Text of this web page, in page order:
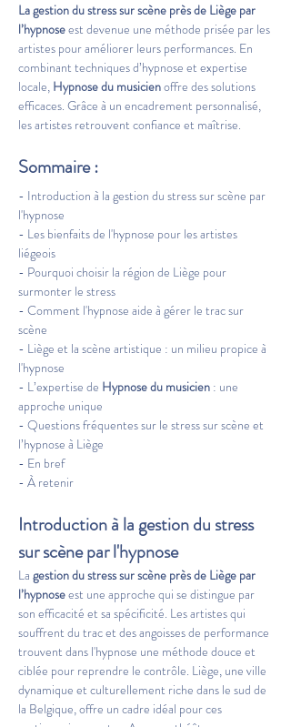
La gestion du stress sur scène près de Liège par
l’hypnose est devenue une méthode prisée par les
artistes pour améliorer leurs performances. En
combinant techniques d’hypnose et expertise
locale, Hypnose du musicien offre des solutions
efficaces. Grâce à un encadrement personnalisé,
les artistes retrouvent confiance et maîtrise.
Sommaire :
- Introduction à la gestion du stress sur scène par
l'hypnose
- Les bienfaits de l'hypnose pour les artistes
liégeois
- Pourquoi choisir la région de Liège pour
surmonter le stress
- Comment l'hypnose aide à gérer le trac sur
scène
- Liège et la scène artistique : un milieu propice à
l'hypnose
- L’expertise de Hypnose du musicien : une
approche unique
- Questions fréquentes sur le stress sur scène et
l’hypnose à Liège
- En bref
- À retenir
Introduction à la gestion du stress
sur scène par l'hypnose
La gestion du stress sur scène près de Liège par
l’hypnose est une approche qui se distingue par
son efficacité et sa spécificité. Les artistes qui
souffrent du trac et des angoisses de performance
trouvent dans l'hypnose une méthode douce et
ciblée pour reprendre le contrôle. Liège, une ville
dynamique et culturellement riche dans le sud de
la Belgique, offre un cadre idéal pour ces